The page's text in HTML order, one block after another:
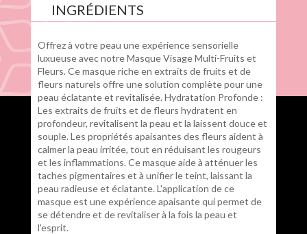
INGRÉDIENTS
Offrez à votre peau une expérience sensorielle
luxueuse avec notre Masque Visage Multi-Fruits et
Fleurs. Ce masque riche en extraits de fruits et de
fleurs naturels offre une solution complète pour une
peau éclatante et revitalisée. Hydratation Profonde :
Les extraits de fruits et de fleurs hydratent en
profondeur, revitalisent la peau et la laissent douce et
souple. Les propriétés apaisantes des fleurs aident à
calmer la peau irritée, tout en réduisant les rougeurs
et les inflammations. Ce masque aide à atténuer les
taches pigmentaires et à unifier le teint, laissant la
peau radieuse et éclatante. L'application de ce
masque est une expérience apaisante qui permet de
se détendre et de revitaliser à la fois la peau et
l'esprit.